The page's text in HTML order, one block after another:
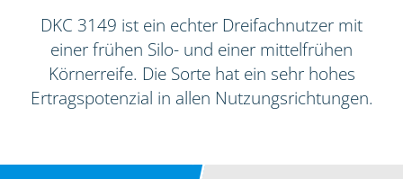
DKC 3149 ist ein echter Dreifachnutzer mit
einer frühen Silo- und einer mittelfrühen
Körnerreife. Die Sorte hat ein sehr hohes
Ertragspotenzial in allen Nutzungsrichtungen.